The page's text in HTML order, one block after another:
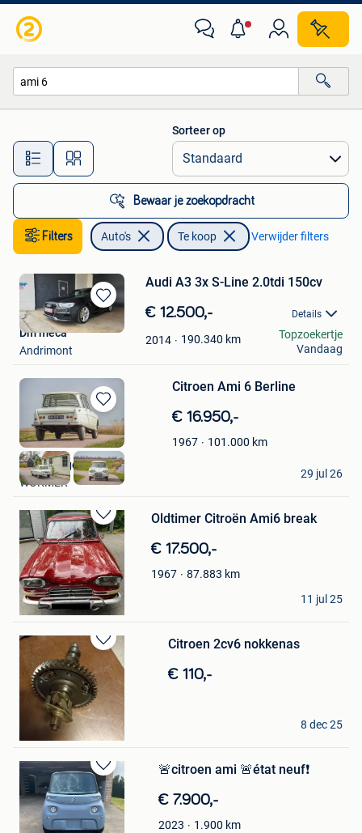
Alle afstanden…
Sorteer op
Bewaar je zoekopdracht
Filters Auto's Te koop Verwijder filters
Bewaren
in
Audi A3 3x S-Line 2.0tdi 150cv
€ 12.500,- Details
2014 190.340 km
Dm meca
Andrimont
Topzoekertje
Vandaag
Bewaren
in
Mijn
Favorieten
Citroen Ami 6 Berline
€ 16.950,-
1967 101.000 km
2CVGarage
WORMER
29 jul 26
Bewaren
in
Mijn
Favorieten
Oldtimer Citroën Ami6 break
€ 17.500,-
1967 87.883 km
jan jacq
Schoten
11 jul 25
Bewaren
in
Mijn
Favorieten
Citroen 2cv6 nokkenas
€ 110,-
Waremme
8 dec 25
Bewaren
in
Mijn
Favorieten
🚨citroen ami 🚨état neuf❗️
€ 7.900,-
2023 1.900 km